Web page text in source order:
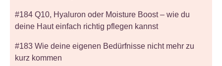
#184 Q10, Hyaluron oder Moisture Boost – wie du
deine Haut einfach richtig pflegen kannst
#183 Wie deine eigenen Bedürfnisse nicht mehr zu
kurz kommen